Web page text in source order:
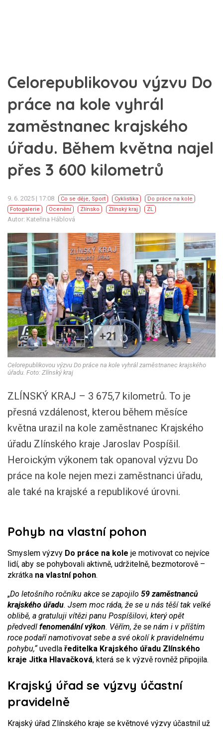
Celorepublikovou výzvu Do
práce na kole vyhrál
zaměstnanec krajského
úřadu. Během května najel
přes 3 600 kilometrů
9. 6. 2025 | 17:08 Co se děje, Sport Cyklistika
Do práce na kole
Fotogalerie
Ocenění Zlínsko Zlínský kraj ZL
Autor: Kateřina Háblová
+21
Celorepublikovou výzvu Do práce na kole vyhrál zaměstnanec krajského
úřadu. Foto: Zlínský kraj
ZLÍNSKÝ KRAJ – 3 675,7 kilometrů. To je
přesná vzdálenost, kterou během měsíce
května urazil na kole zaměstnanec Krajského
úřadu Zlínského kraje Jaroslav Pospíšil.
Heroickým výkonem tak opanoval výzvu Do
práce na kole nejen mezi zaměstnanci úřadu,
ale také na krajské a republikové úrovni.
Pohyb na vlastní pohon
Smyslem výzvy Do práce na kole je motivovat co nejvíce
lidí, aby se pohybovali aktivně, udržitelně, bezmotorově –
zkrátka na vlastní pohon.
„Do letošního ročníku akce se zapojilo 59 zaměstnanců
krajského úřadu. Jsem moc ráda, že se u nás těší tak velké
oblibě, a gratuluji vítězi panu Pospíšilovi, který opět
předvedl fenomenální výkon. Věřím, že se nám i v příštím
roce podaří namotivovat sebe a své okolí k pravidelnému
pohybu,“uvedla ředitelka Krajského úřadu Zlínského
kraje Jitka Hlavačková, která se k výzvě rovněž připojila.
Krajský úřad se výzvy účastní
pravidelně
Krajský úřad Zlínského kraje se květnové výzvy účastnil už